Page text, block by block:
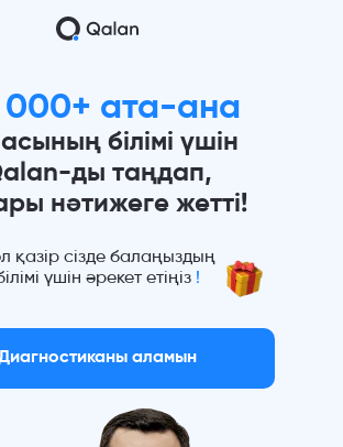
ата-ана
білімі үшін
ды таңдап,
нәтижеге жетті!
қазір сізде балаңыздың
үшін әрекет етіңіз !
аламын